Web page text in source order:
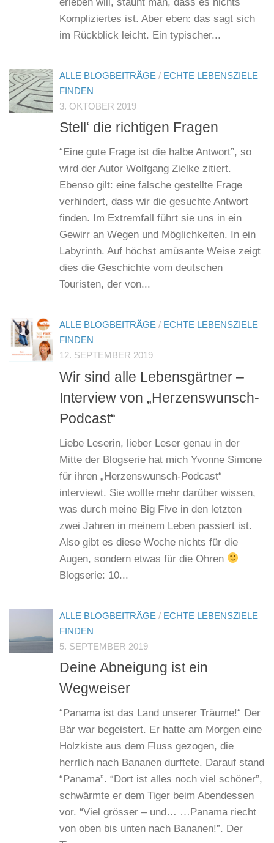
Kompliziertes ist. Aber eben: das sagt sich
im Rückblick leicht. Ein typischer...
ALLE BLOGBEITRÄGE / ECHTE LEBENSZIELE
FINDEN
3. OKTOBER 2019
Stell‘ die richtigen Fragen
“Eine gute Frage ist die halbe Antwort”, so
wird der Autor Wolfgang Zielke zitiert.
Ebenso gilt: eine falsche gestellte Frage
verhindert, dass wir die gesuchte Antwort
finden. Im Extremfall führt sie uns in ein
Gewirr an Wegen und Möglichkeiten. In ein
Labyrinth. Auf höchst amüsante Weise zeigt
dies die Geschichte vom deutschen
Touristen, der von...
ALLE BLOGBEITRÄGE / ECHTE LEBENSZIELE
FINDEN
12. SEPTEMBER 2019
Wir sind alle Lebensgärtner –
Interview von „Herzenswunsch-
Podcast“
Liebe Leserin, lieber Leser genau in der
Mitte der Blogserie hat mich Yvonne Simone
für ihren „Herzenswunsch-Podcast“
interviewt. Sie wollte mehr darüber wissen,
was durch meine Big Five in den letzten
zwei Jahren in meinem Leben passiert ist.
Also gibt es diese Woche nichts für die
Augen, sondern etwas für die Ohren
Blogserie: 10...
ALLE BLOGBEITRÄGE / ECHTE LEBENSZIELE
FINDEN
5. SEPTEMBER 2019
Deine Abneigung ist ein
Wegweiser
“Panama ist das Land unserer Träume!“ Der
Bär war begeistert. Er hatte am Morgen eine
Holzkiste aus dem Fluss gezogen, die
herrlich nach Bananen durftete. Darauf stand
“Panama”. “Dort ist alles noch viel schöner”,
schwärmte er dem Tiger beim Abendessen
vor. “Viel grösser – und… …Panama riecht
von oben bis unten nach Bananen!”. Der